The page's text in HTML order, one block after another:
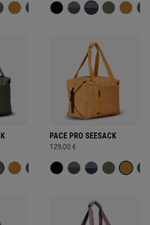
PACE PRO SEESACK
129,00 €